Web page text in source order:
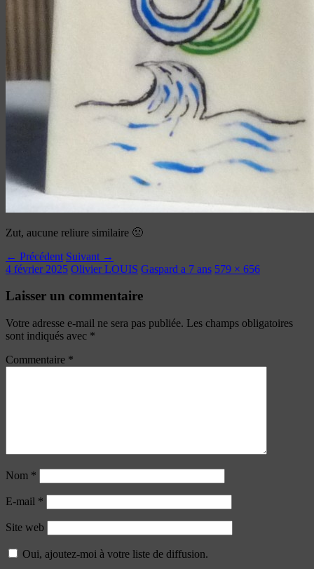
Zut, aucune reliure similaire 🙁
← Précédent Suivant →
4 février 2025 Olivier LOUIS Gaspard a 7 ans 579 × 656
Laisser un commentaire
Votre adresse e-mail ne sera pas publiée. Les champs obligatoires
sont indiqués avec *
Commentaire *
Nom *
E-mail *
Site web
Oui, ajoutez-moi à votre liste de diffusion.